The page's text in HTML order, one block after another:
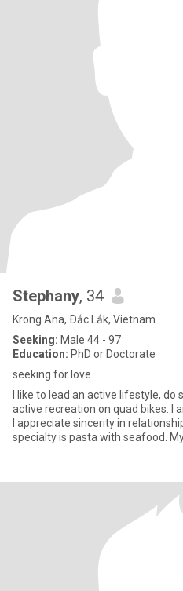
Stephany, 34
Krong Ana, Ðắc Lắk, Vietnam
Seeking: Male 44 - 97
Education: PhD or Doctorate
seeking for love
I like to lead an active lifestyle,
active recreation on quad bikes. I
I appreciate sincerity in
specialty is pasta with seafood.